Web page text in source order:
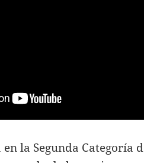
la Segunda Categoría